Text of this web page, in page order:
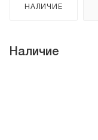
НАЛИЧИЕ
Наличие